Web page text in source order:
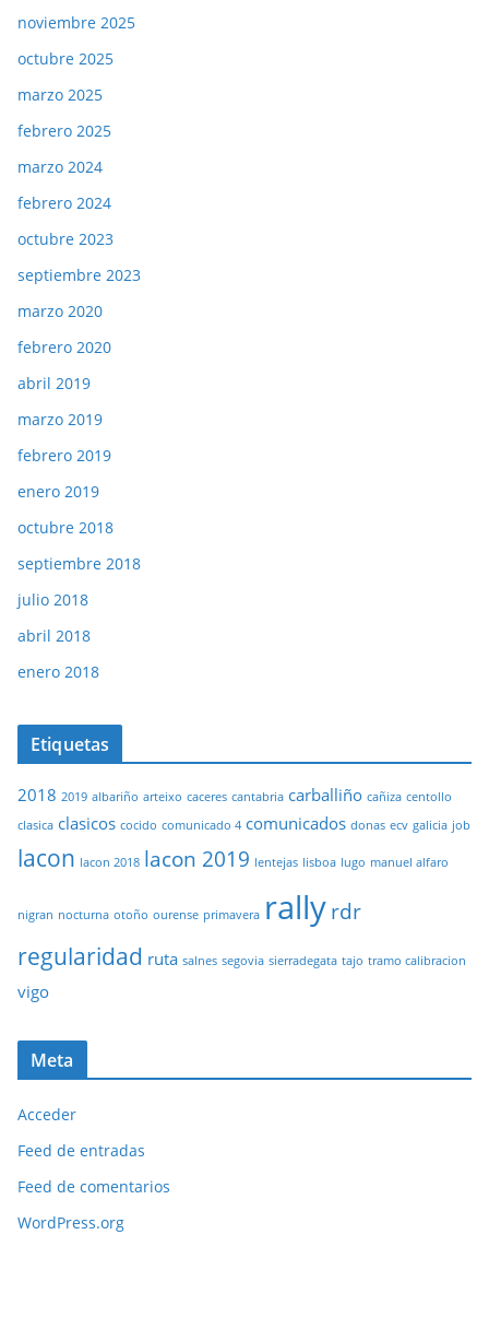
noviembre 2025
octubre 2025
marzo 2025
febrero 2025
marzo 2024
febrero 2024
octubre 2023
septiembre 2023
marzo 2020
febrero 2020
abril 2019
marzo 2019
febrero 2019
enero 2019
octubre 2018
septiembre 2018
julio 2018
abril 2018
enero 2018
Etiquetas
2018 2019 albariño arteixo caceres cantabria carballiño cañiza centollo
clasica clasicos cocido comunicado 4 comunicados donas ecv galicia job
lacon lacon 2018 lacon 2019 lentejas lisboa lugo manuel alfaro
nigran nocturna otoño ourense primavera rallyrdr
regularidad ruta salnes segovia sierradegata tajo tramo calibracion
vigo
Meta
Acceder
Feed de entradas
Feed de comentarios
WordPress.org